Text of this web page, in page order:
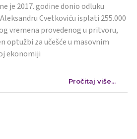
je 2017. godine donio odluku
Cvetkoviću isplati 255.000
vremena provedenog u pritvoru,
optužbi za učešće u masovnim
ekonomiji
Pročitaj više...